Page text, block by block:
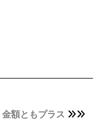
額ともプラス